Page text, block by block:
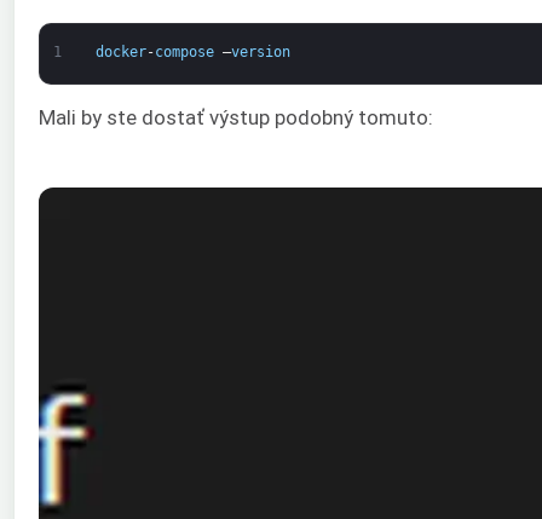
1 docker-compose –version
Mali by ste dostať výstup podobný tomuto: